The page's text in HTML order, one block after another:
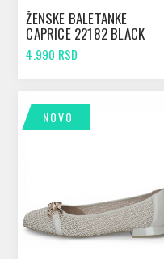
ŽENSKE BALETANKE
CAPRICE 22182 BLACK
COMB
4.990 RSD
NOVO